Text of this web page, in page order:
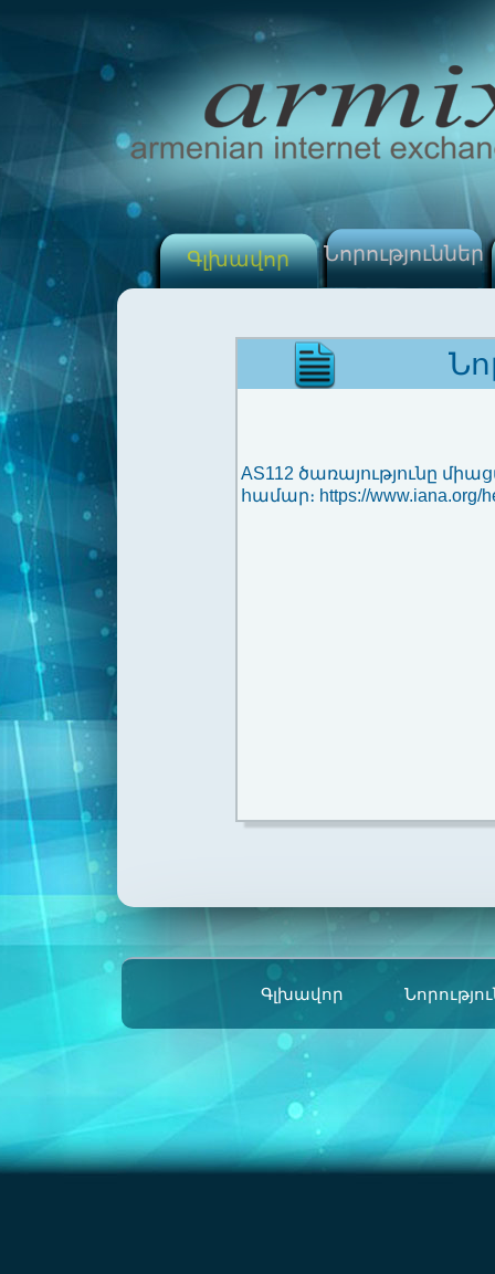
Գլխավոր Նորություններ
AS112 ծառայությունը
համար։ https://www.iana.org/
Գլխավոր